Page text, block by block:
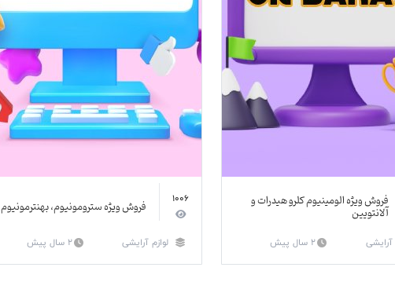
فروش ویژه الومینیوم کلرو هیدرات و
آلانتویین
آرایشی 2 سال پیش
1006 فروش ویژه سترومونیوم، بهنترمونیوم
لوازم آرایشی 2 سال پیش